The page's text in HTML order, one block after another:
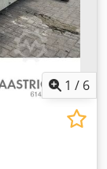
1 / 6